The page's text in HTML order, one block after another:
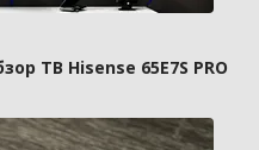
ТВ Hisense 65E7S PRO